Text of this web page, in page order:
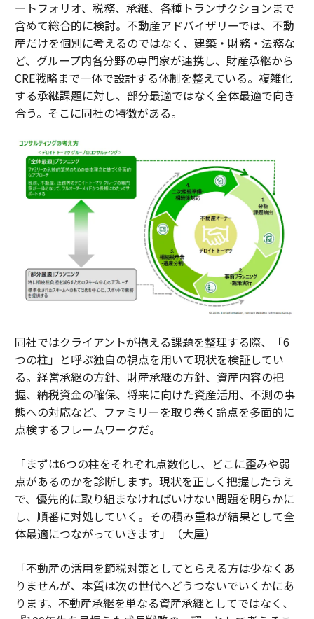
ートフォリオ、税務、承継、各種トランザクションまで
含めて総合的に検討。不動産アドバイザリーでは、不動
産だけを個別に考えるのではなく、建築・財務・法務な
ど、グループ内各分野の専門家が連携し、財産承継から
CRE戦略まで一体で設計する体制を整えている。複雑化
する承継課題に対し、部分最適ではなく全体最適で向き
合う。そこに同社の特徴がある。
同社ではクライアントが抱える課題を整理する際、「6
つの柱」と呼ぶ独自の視点を用いて現状を検証してい
る。経営承継の方針、財産承継の方針、資産内容の把
握、納税資金の確保、将来に向けた資産活用、不測の事
態への対応など、ファミリーを取り巻く論点を多面的に
点検するフレームワークだ。
「まずは6つの柱をそれぞれ点数化し、どこに歪みや弱
点があるのかを診断します。現状を正しく把握したうえ
で、優先的に取り組まなければいけない問題を明らかに
し、順番に対処していく。その積み重ねが結果として全
体最適につながっていきます」（大屋）
「不動産の活用を節税対策としてとらえる方は少なくあ
りませんが、本質は次の世代へどうつないでいくかにあ
ります。不動産承継を単なる資産承継としてではなく、